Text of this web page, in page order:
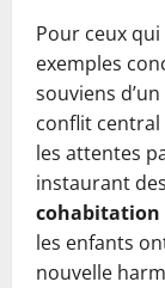
Pour ceux
exemples
souviens
conflit central
les attentes
instaurant
cohabitation
les enfants
nouvelle